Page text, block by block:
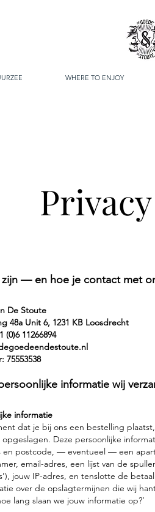
WHERE TO ENJOY
zijn — en hoe je contact met
De Stoute
48a Unit 6, 1231 KB Loosdrecht
(0)6 11266894
75553538
informatie wij
informatie
dat je bij ons een bestelling
opgeslagen. Deze persoonlijke
en postcode, — eventueel — een
email-adres, een lijst van de
jouw IP-adres, en tenslotte de
over de opslagtermijnen die wij
lang slaan we jouw informatie op?’